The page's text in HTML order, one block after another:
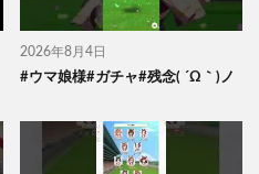
2026年8月4日
#ウマ娘様#ガチャ#残念( ´Ω｀)ノ